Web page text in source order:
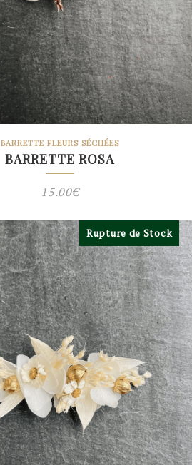
BARRETTE FLEURS SÉCHÉES
BARRETTE ROSA
15.00€
Rupture de Stock